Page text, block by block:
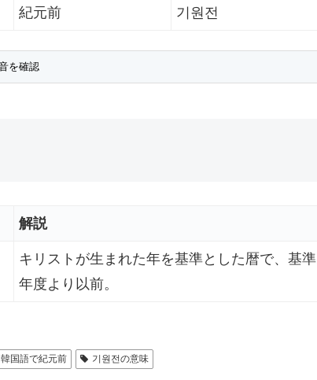
紀元前 기원전
解説
キリストが生まれた年を基準とした暦で、基準
年度より以前。
韓国語で紀元前 기원전の意味